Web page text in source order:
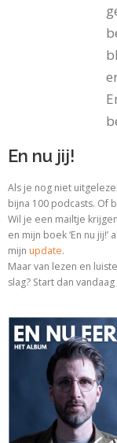
En nu jij!
Als je nog niet
bijna 100 podcasts. Of
Wil je een mailtje
en mijn boek ‘En nu
mijn update.
Maar van lezen en
slag? Start dan